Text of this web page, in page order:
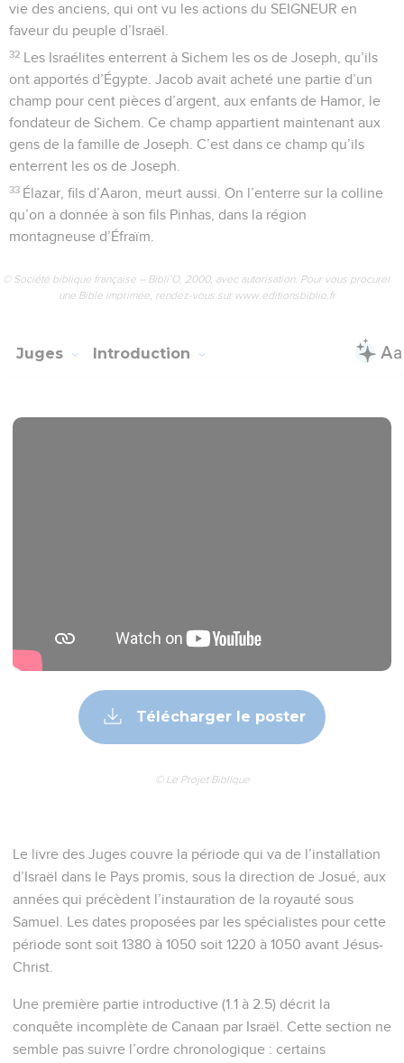
vie des anciens, qui ont vu les actions du SEIGNEUR en
faveur du peuple d’Israël.
32 Les Israélites enterrent à Sichem les os de Joseph, qu’ils
ont apportés d’Égypte. Jacob avait acheté une partie d’un
champ pour cent pièces d’argent, aux enfants de Hamor, le
fondateur de Sichem. Ce champ appartient maintenant aux
gens de la famille de Joseph. C’est dans ce champ qu’ils
enterrent les os de Joseph.
33 Élazar, fils d’Aaron, meurt aussi. On l’enterre sur la colline
qu’on a donnée à son fils Pinhas, dans la région
montagneuse d’Éfraïm.
© Société biblique française – Bibli’O, 2000, avec autorisation. Pour vous procurer
une Bible imprimée, rendez-vous sur www.editionsbiblio.fr
Juges Introduction
Télécharger le poster
© Le Projet Biblique
Le livre des Juges couvre la période qui va de l’installation
d’Israël dans le Pays promis, sous la direction de Josué, aux
années qui précèdent l’instauration de la royauté sous
Samuel. Les dates proposées par les spécialistes pour cette
période sont soit 1380 à 1050 soit 1220 à 1050 avant Jésus-
Christ.
Une première partie introductive (1.1 à 2.5) décrit la
conquête incomplète de Canaan par Israël. Cette section ne
semble pas suivre l’ordre chronologique : certains